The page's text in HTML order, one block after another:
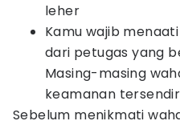
leher
Kamu wajib
dari petugas yang
Masing-masing
keamanan
Sebelum menikmati